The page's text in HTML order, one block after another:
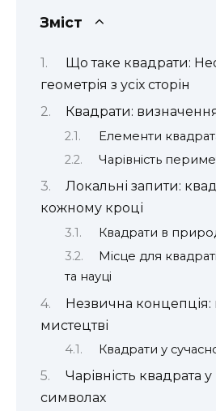
Зміст
Що таке квадрати:
геометрія з усіх сторін
Квадрати:
Елементи
Чарівність
Локальні запити:
кожному кроці
Квадрати в
Місце для
та науці
Незвична концепція:
мистецтві
Квадрати у
Чарівність квадрата у
символах